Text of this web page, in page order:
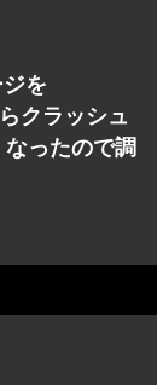
を
クラッシュ
ったので調